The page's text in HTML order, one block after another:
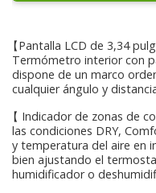
【Pantalla LCD de 3,34
Termómetro interior con
dispone de un marco
cualquier ángulo y
【 Indicador de zonas de
las condiciones DRY,
y temperatura del aire en
bien ajustando el
humidificador o